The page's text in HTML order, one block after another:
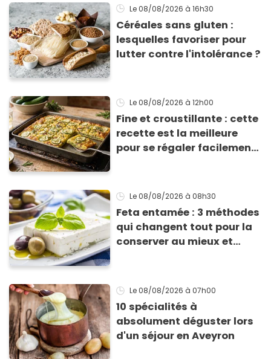
Le 08/08/2026 à 16h30
Céréales sans gluten :
lesquelles favoriser pour
lutter contre l'intolérance ?
Le 08/08/2026 à 12h00
Fine et croustillante : cette
recette est la meilleure
pour se régaler facilement
Le 08/08/2026 à 08h30
Feta entamée : 3 méthodes
qui changent tout pour la
conserver au mieux et
Le 08/08/2026 à 07h00
10 spécialités à
absolument déguster lors
d'un séjour en Aveyron